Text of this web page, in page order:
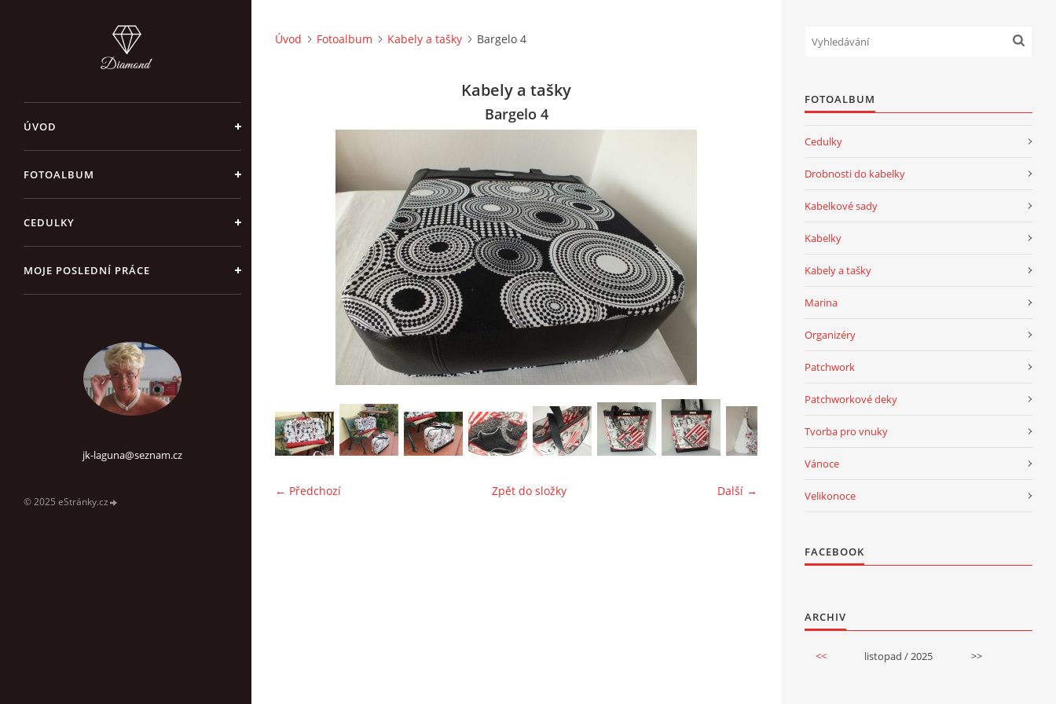
ÚVOD
FOTOALBUM
CEDULKY
MOJE POSLEDNÍ PRÁCE
jk-laguna@seznam.cz
© 2025 eStránky.cz
Úvod Fotoalbum Kabely a tašky Bargelo 4
Kabely a tašky
Bargelo 4
← Předchozí Další →
Zpět do složky
FOTOALBUM
Cedulky
Drobnosti do kabelky
Kabelkové sady
Kabelky
Kabely a tašky
Marina
Organizéry
Patchwork
Patchworkové deky
Tvorba pro vnuky
Vánoce
Velikonoce
FACEBOOK
ARCHIV
<< listopad / 2025 >>